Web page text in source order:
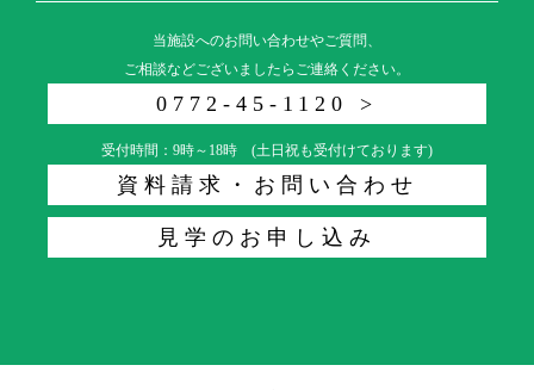
当施設へのお問い合わせやご質問、
ご相談などございましたらご連絡ください。
0772-45-1120 >
受付時間：9時～18時 (土日祝も受付けております)
資料請求・お問い合わせ
見学のお申し込み